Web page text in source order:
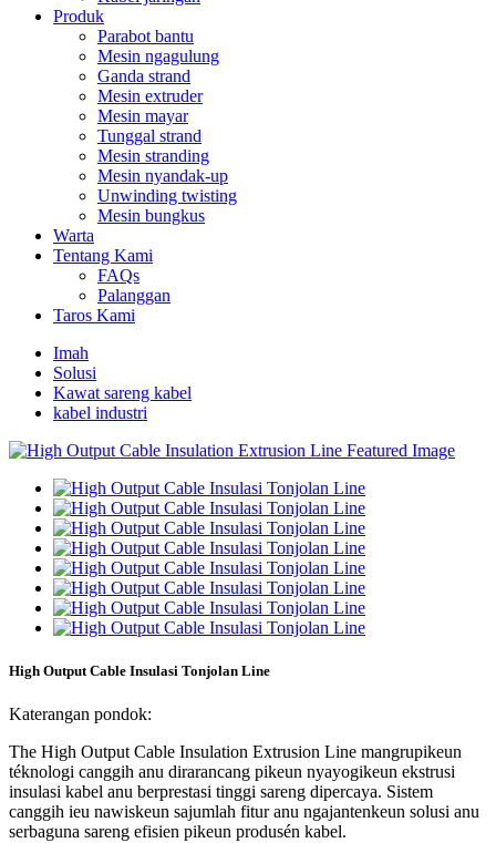
Produk
Parabot bantu
Mesin ngagulung
Ganda strand
Mesin extruder
Mesin mayar
Tunggal strand
Mesin stranding
Mesin nyandak-up
Unwinding twisting
Mesin bungkus
Warta
Tentang Kami
FAQs
Palanggan
Taros Kami
Imah
Solusi
Kawat sareng kabel
kabel industri
High Output Cable Insulasi Tonjolan Line
Katerangan pondok:
The High Output Cable Insulation Extrusion Line mangrupikeun
téknologi canggih anu dirarancang pikeun nyayogikeun ekstrusi
insulasi kabel anu berprestasi tinggi sareng dipercaya. Sistem
canggih ieu nawiskeun sajumlah fitur anu ngajantenkeun solusi anu
serbaguna sareng efisien pikeun produsén kabel.